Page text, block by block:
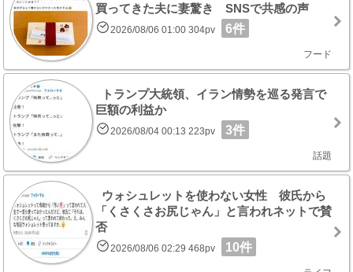
買ってきた夫に妻驚き SNSで共感の声
2026/08/06 01:00 304pv 6件
フード
トランプ大統領、イラン情勢を巡る発言で
巨額の利益か
2026/08/04 00:13 223pv 3件
話題
ウォシュレットを使わない女性 彼氏から
「くさくさお尻じゃん」と言われネットで賛
否
2026/08/06 02:29 468pv 10件